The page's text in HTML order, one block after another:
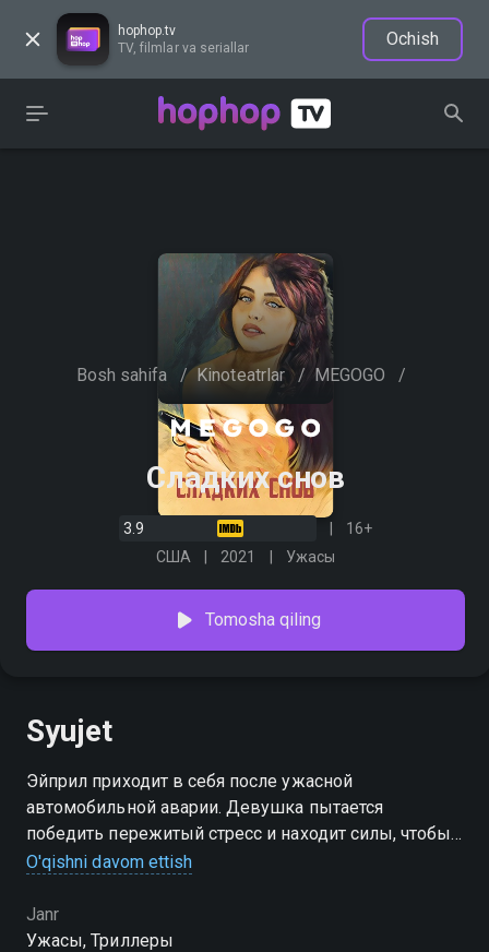
hophop.tv
TV, filmlar va seriallar
Ochish
Bosh sahifa / Kinoteatrlar / MEGOGO /
Сладких снов
3.9
16+
США
2021 Ужасы
Tomosha qiling
Syujet
Эйприл приходит в себя после ужасной
автомобильной аварии. Девушка пытается
победить пережитый стресс и находит силы, чтобы
вырваться из плена ада. Правда, она начинает
чтобы справиться с воспоминаниями, которые
постоянно ее преследуют.
O'qishni davom ettish
Janr
Ужасы, Триллеры